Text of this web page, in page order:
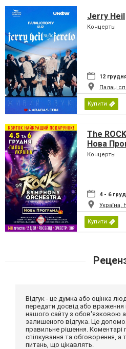
Jerry Heil
Концерты
12
Палац
Купити
The
Нова
Концерты
4 - 6
Україна,
Купити
Відгук - це думка або оцінка
передати досвід або
нашого сайту з обов'язковою
залишеного відгука. Це
правильне рішення. Коментарі
спілкування та обговорення,
питань, що цікавлять.